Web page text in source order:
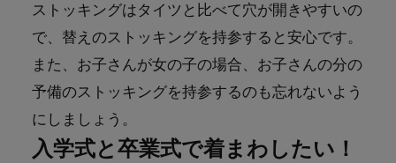
ストッキングはタイツと比べて穴が開きやすいの
で、替えのストッキングを持参すると安心です。
また、お子さんが女の子の場合、お子さんの分の
予備のストッキングを持参するのも忘れないよう
にしましょう。
入学式と卒業式で着まわしたい！